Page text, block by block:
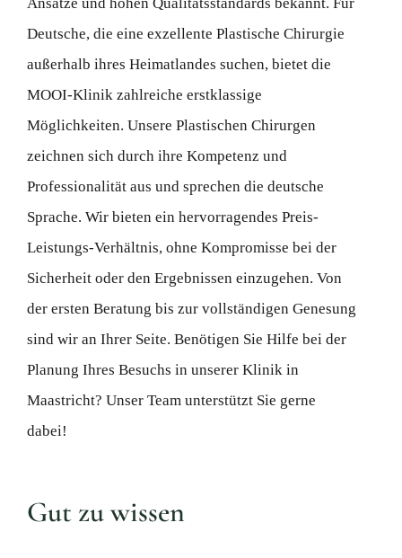
Deutsche, die eine exzellente Plastische Chirurgie
außerhalb ihres Heimatlandes suchen, bietet die
MOOI-Klinik zahlreiche erstklassige
Möglichkeiten. Unsere Plastischen Chirurgen
zeichnen sich durch ihre Kompetenz und
Professionalität aus und sprechen die deutsche
Sprache. Wir bieten ein hervorragendes Preis-
Leistungs-Verhältnis, ohne Kompromisse bei der
Sicherheit oder den Ergebnissen einzugehen. Von
der ersten Beratung bis zur vollständigen Genesung
sind wir an Ihrer Seite. Benötigen Sie Hilfe bei der
Planung Ihres Besuchs in unserer Klinik in
Maastricht? Unser Team unterstützt Sie gerne
dabei!
Gut zu wissen